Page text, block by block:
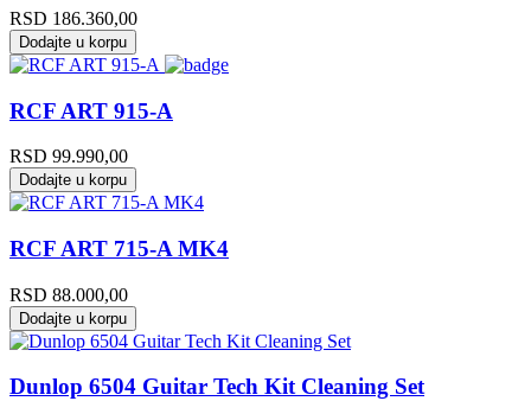
RSD 186.360,00
Dodajte u korpu
RCF ART 915-A
RSD 99.990,00
Dodajte u korpu
RCF ART 715-A MK4
RSD 88.000,00
Dodajte u korpu
Dunlop 6504 Guitar Tech Kit Cleaning Set